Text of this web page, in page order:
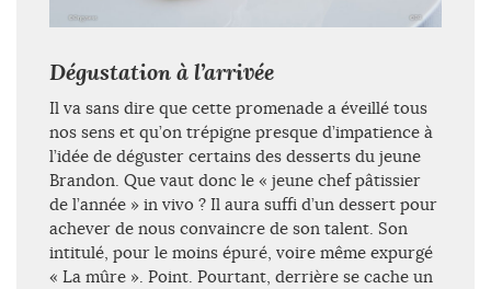
Dégustation à l’arrivée
Il va sans dire que cette promenade a éveillé tous
nos sens et qu’on trépigne presque d’impatience à
l’idée de déguster certains des desserts du jeune
Brandon. Que vaut donc le « jeune chef pâtissier
de l’année » in vivo ? Il aura suffi d’un dessert pour
achever de nous convaincre de son talent. Son
intitulé, pour le moins épuré, voire même expurgé
« La mûre ». Point. Pourtant, derrière se cache un